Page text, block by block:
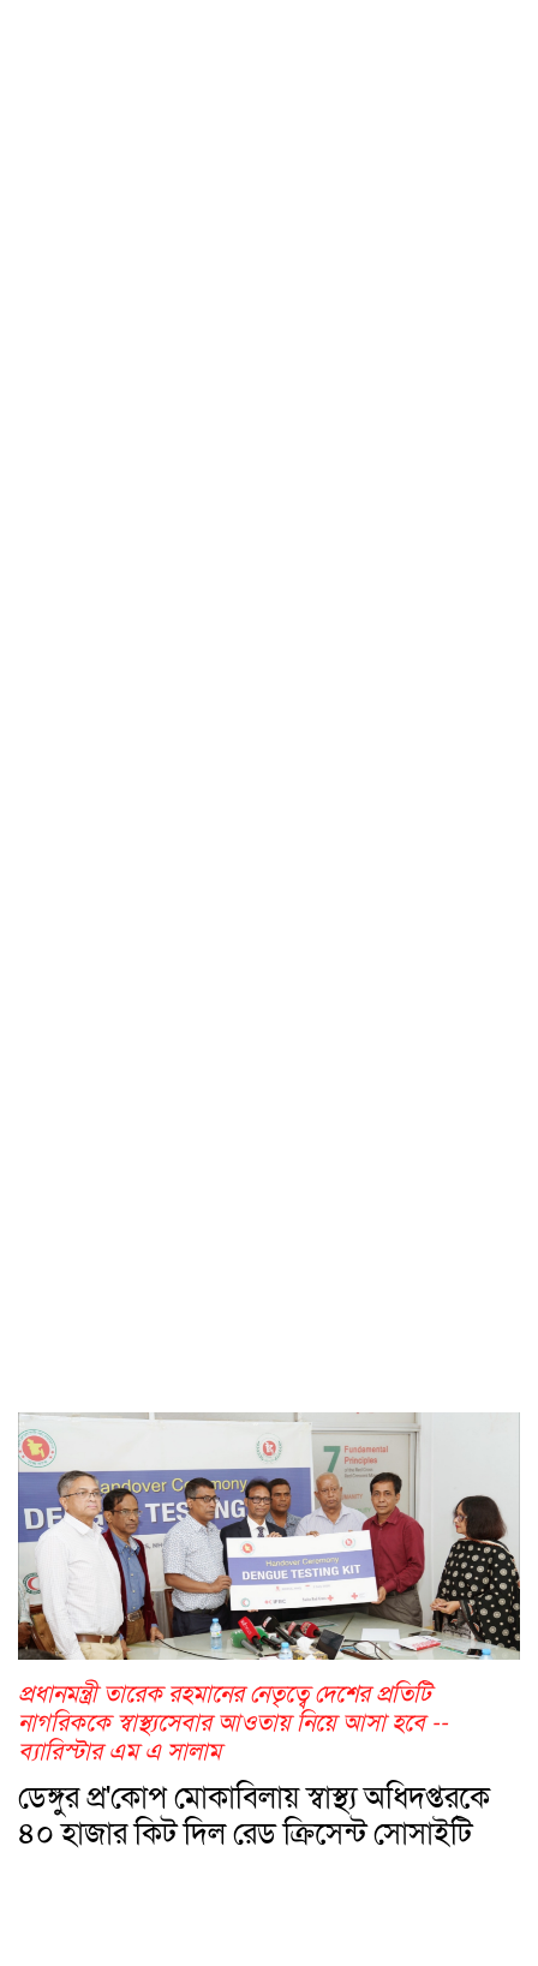
প্রধানমন্ত্রী তারেক রহমানের নেতৃত্বে দেশের প্রতিটি
নাগরিককে স্বাস্থ্যসেবার আওতায় নিয়ে আসা হবে --
ব্যারিস্টার এম এ সালাম
ডেঙ্গুর প্র'কোপ মোকাবিলায় স্বাস্থ্য অধিদপ্তরকে
৪০ হাজার কিট দিল রেড ক্রিসেন্ট সোসাইটি